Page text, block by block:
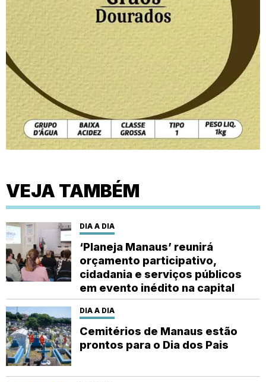
VEJA TAMBÉM
DIA A DIA
‘Planeja Manaus’ reunirá
orçamento participativo,
cidadania e serviços públicos
em evento inédito na capital
DIA A DIA
Cemitérios de Manaus estão
prontos para o Dia dos Pais